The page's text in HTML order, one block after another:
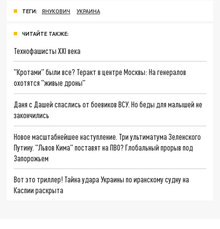
ТЕГИ: ЯНУКОВИЧ УКРАИНА
ЧИТАЙТЕ ТАКЖЕ:
Технофашисты XXI века
"Кротами" были все? Теракт в центре Москвы: На генералов
охотятся "живые дроны"
Даня с Дашей спаслись от боевиков ВСУ. Но беды для малышей не
закончились
Новое масштабнейшее наступление. Три ультиматума Зеленского
Путину. "Львов Кима" поставят на ПВО? Глобальный прорыв под
Запорожьем
Вот это триллер! Тайна удара Украины по иранскому судну на
Каспии раскрыта